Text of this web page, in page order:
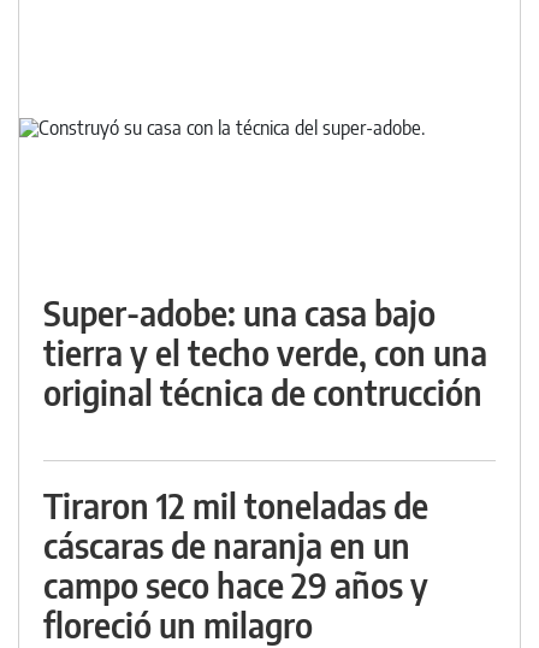
Super-adobe: una casa bajo
tierra y el techo verde, con una
original técnica de contrucción
Tiraron 12 mil toneladas de
cáscaras de naranja en un
campo seco hace 29 años y
floreció un milagro